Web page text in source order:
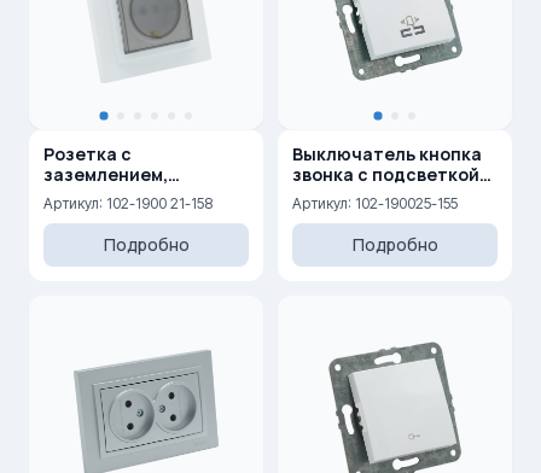
Розетка с
заземлением,
крышкой и защитными
шторками 16A, 250 V
Артикул: 102-1900 21-158
Подробно
Выключатель кнопка
звонка с подсветкой
10AX, 250 V
Артикул: 102-190025-155
Подробно